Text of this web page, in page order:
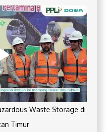
Waste Storage di
Timur